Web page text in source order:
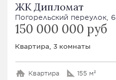
ЖК Дипломат
Погорельский переулок, 6
150 000 000 руб
Квартира, 3 комнаты
Квартира 155 м²